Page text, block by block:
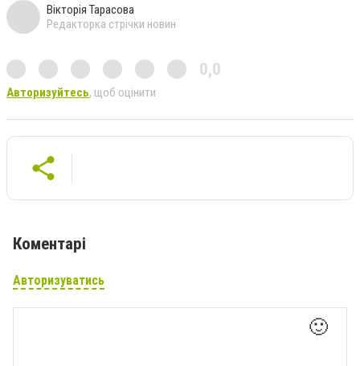
Вікторія Тарасова
Редакторка стрічки новин
0,0
Авторизуйтесь, щоб оцінити
Коментарі
Авторизуватись
🙂